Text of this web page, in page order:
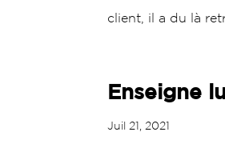
client, il a du là
Enseigne
Juil 21, 2021